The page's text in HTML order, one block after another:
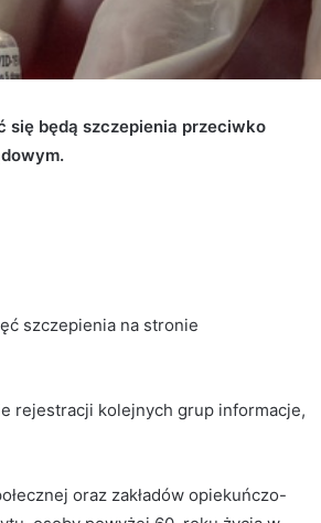
się będą szczepienia przeciwko
szczepienia na stronie
rejestracji kolejnych grup informacje,
oraz zakładów opiekuńczo-